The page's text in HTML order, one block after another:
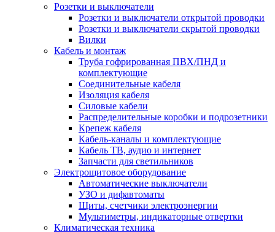
Розетки и выключатели
Розетки и выключатели открытой проводки
Розетки и выключатели скрытой проводки
Вилки
Кабель и монтаж
Труба гофрированная ПВХ/ПНД и
комплектующие
Соединительные кабеля
Изоляция кабеля
Силовые кабели
Распределительные коробки и подрозетники
Крепеж кабеля
Кабель-каналы и комплектующие
Кабель ТВ, аудио и интернет
Запчасти для светильников
Электрощитовое оборудование
Автоматические выключатели
УЗО и дифавтоматы
Щиты, счетчики электроэнергии
Мультиметры, индикаторные отвертки
Климатическая техника